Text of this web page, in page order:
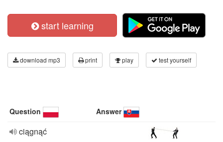
start learning
download mp3 print play test yourself
Question Answer
ciągnąć